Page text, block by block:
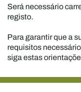
Será necessário
registo.
Para garantir que a
requisitos
siga estas